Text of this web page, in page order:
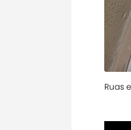
Ruas